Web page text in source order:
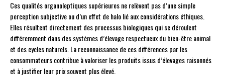
Ces qualités organoleptiques supérieures ne relèvent pas d’une simple
perception subjective ou d’un effet de halo lié aux considérations éthiques.
Elles résultent directement des processus biologiques qui se déroulent
différemment dans des systèmes d’élevage respectueux du bien-être animal
et des cycles naturels. La reconnaissance de ces différences par les
consommateurs contribue à valoriser les produits issus d’élevages raisonnés
et à justifier leur prix souvent plus élevé.